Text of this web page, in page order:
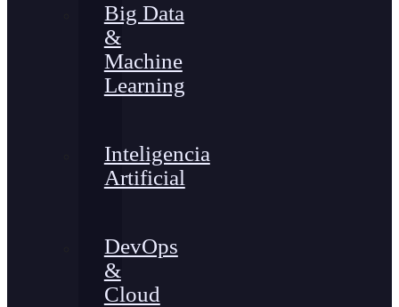
Big Data
&
Machine
Learning
Inteligencia
Artificial
DevOps
&
Cloud